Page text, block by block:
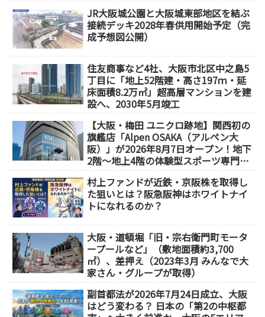
JR大阪城公園と大阪城東部地区を結ぶ
接続デッキ2028年春供用開始予定（完
成予想図公開）
住友商事など4社、大阪市北区中之島5
丁目に「地上52階建・高さ197ｍ・延
床面積8.2万㎡」超高層マンションを建
設へ、2030年5月竣工
【大阪・梅田 ユニクロ跡地】関西初の
旗艦店「Alpen OSAKA（アルペン大
阪）」が2026年8月7日オープン！地下
2階～地上4階の体験型スポーツ専門店
村上ファンドが近鉄・京阪株を取得し
た狙いとは？阪急阪神はホワイトナイ
トになれるのか？
大阪・道頓堀「旧・宗右衛門町モータ
ープールなど」（敷地面積約3,700
㎡）、差押え（2023年3月 みんなで大
家さん・グループが取得）
副首都法が2026年7月24日成立、大阪
はどう変わる？ 日本の「第2の中枢都